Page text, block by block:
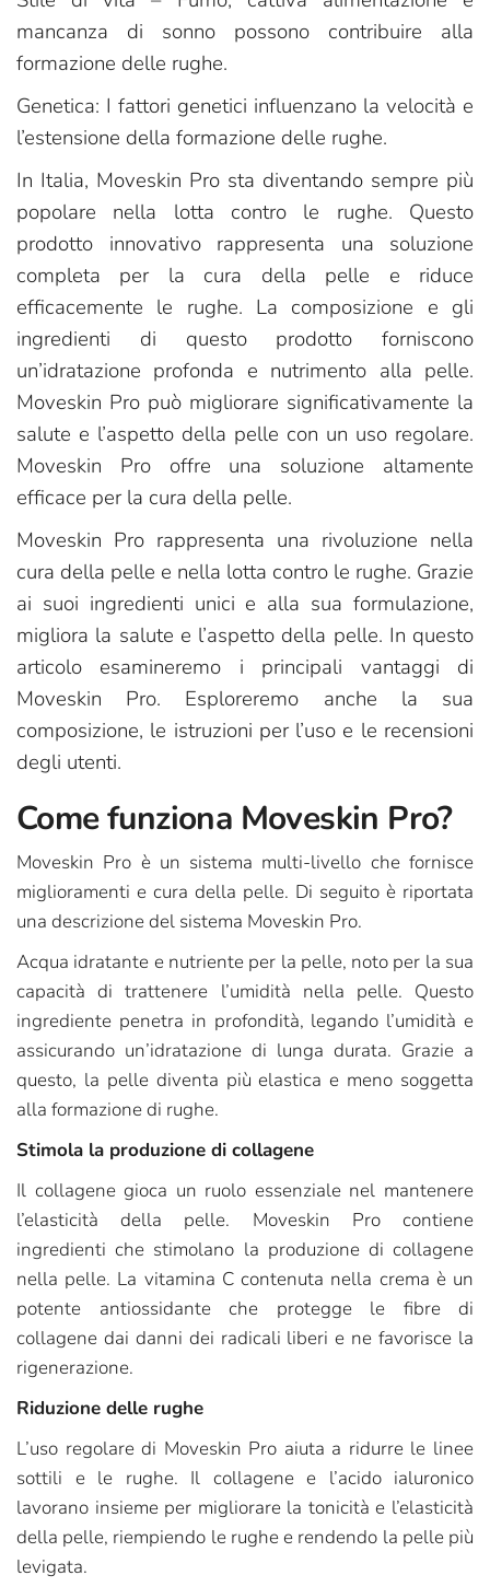
mancanza di sonno possono contribuire alla
formazione delle rughe.
Genetica: I fattori genetici influenzano la velocità e
l’estensione della formazione delle rughe.
In Italia, Moveskin Pro sta diventando sempre più
popolare nella lotta contro le rughe. Questo
prodotto innovativo rappresenta una soluzione
completa per la cura della pelle e riduce
efficacemente le rughe. La composizione e gli
ingredienti di questo prodotto forniscono
un’idratazione profonda e nutrimento alla pelle.
Moveskin Pro può migliorare significativamente la
salute e l’aspetto della pelle con un uso regolare.
Moveskin Pro offre una soluzione altamente
efficace per la cura della pelle.
Moveskin Pro rappresenta una rivoluzione nella
cura della pelle e nella lotta contro le rughe. Grazie
ai suoi ingredienti unici e alla sua formulazione,
migliora la salute e l’aspetto della pelle. In questo
articolo esamineremo i principali vantaggi di
Moveskin Pro. Esploreremo anche la sua
composizione, le istruzioni per l’uso e le recensioni
degli utenti.
Come funziona Moveskin Pro?
Moveskin Pro è un sistema multi-livello che fornisce
miglioramenti e cura della pelle. Di seguito è riportata
una descrizione del sistema Moveskin Pro.
Acqua idratante e nutriente per la pelle, noto per la sua
capacità di trattenere l’umidità nella pelle. Questo
ingrediente penetra in profondità, legando l’umidità e
assicurando un’idratazione di lunga durata. Grazie a
questo, la pelle diventa più elastica e meno soggetta
alla formazione di rughe.
Stimola la produzione di collagene
Il collagene gioca un ruolo essenziale nel mantenere
l’elasticità della pelle. Moveskin Pro contiene
ingredienti che stimolano la produzione di collagene
nella pelle. La vitamina C contenuta nella crema è un
potente antiossidante che protegge le fibre di
collagene dai danni dei radicali liberi e ne favorisce la
rigenerazione.
Riduzione delle rughe
L’uso regolare di Moveskin Pro aiuta a ridurre le linee
sottili e le rughe. Il collagene e l’acido ialuronico
lavorano insieme per migliorare la tonicità e l’elasticità
della pelle, riempiendo le rughe e rendendo la pelle più
levigata.